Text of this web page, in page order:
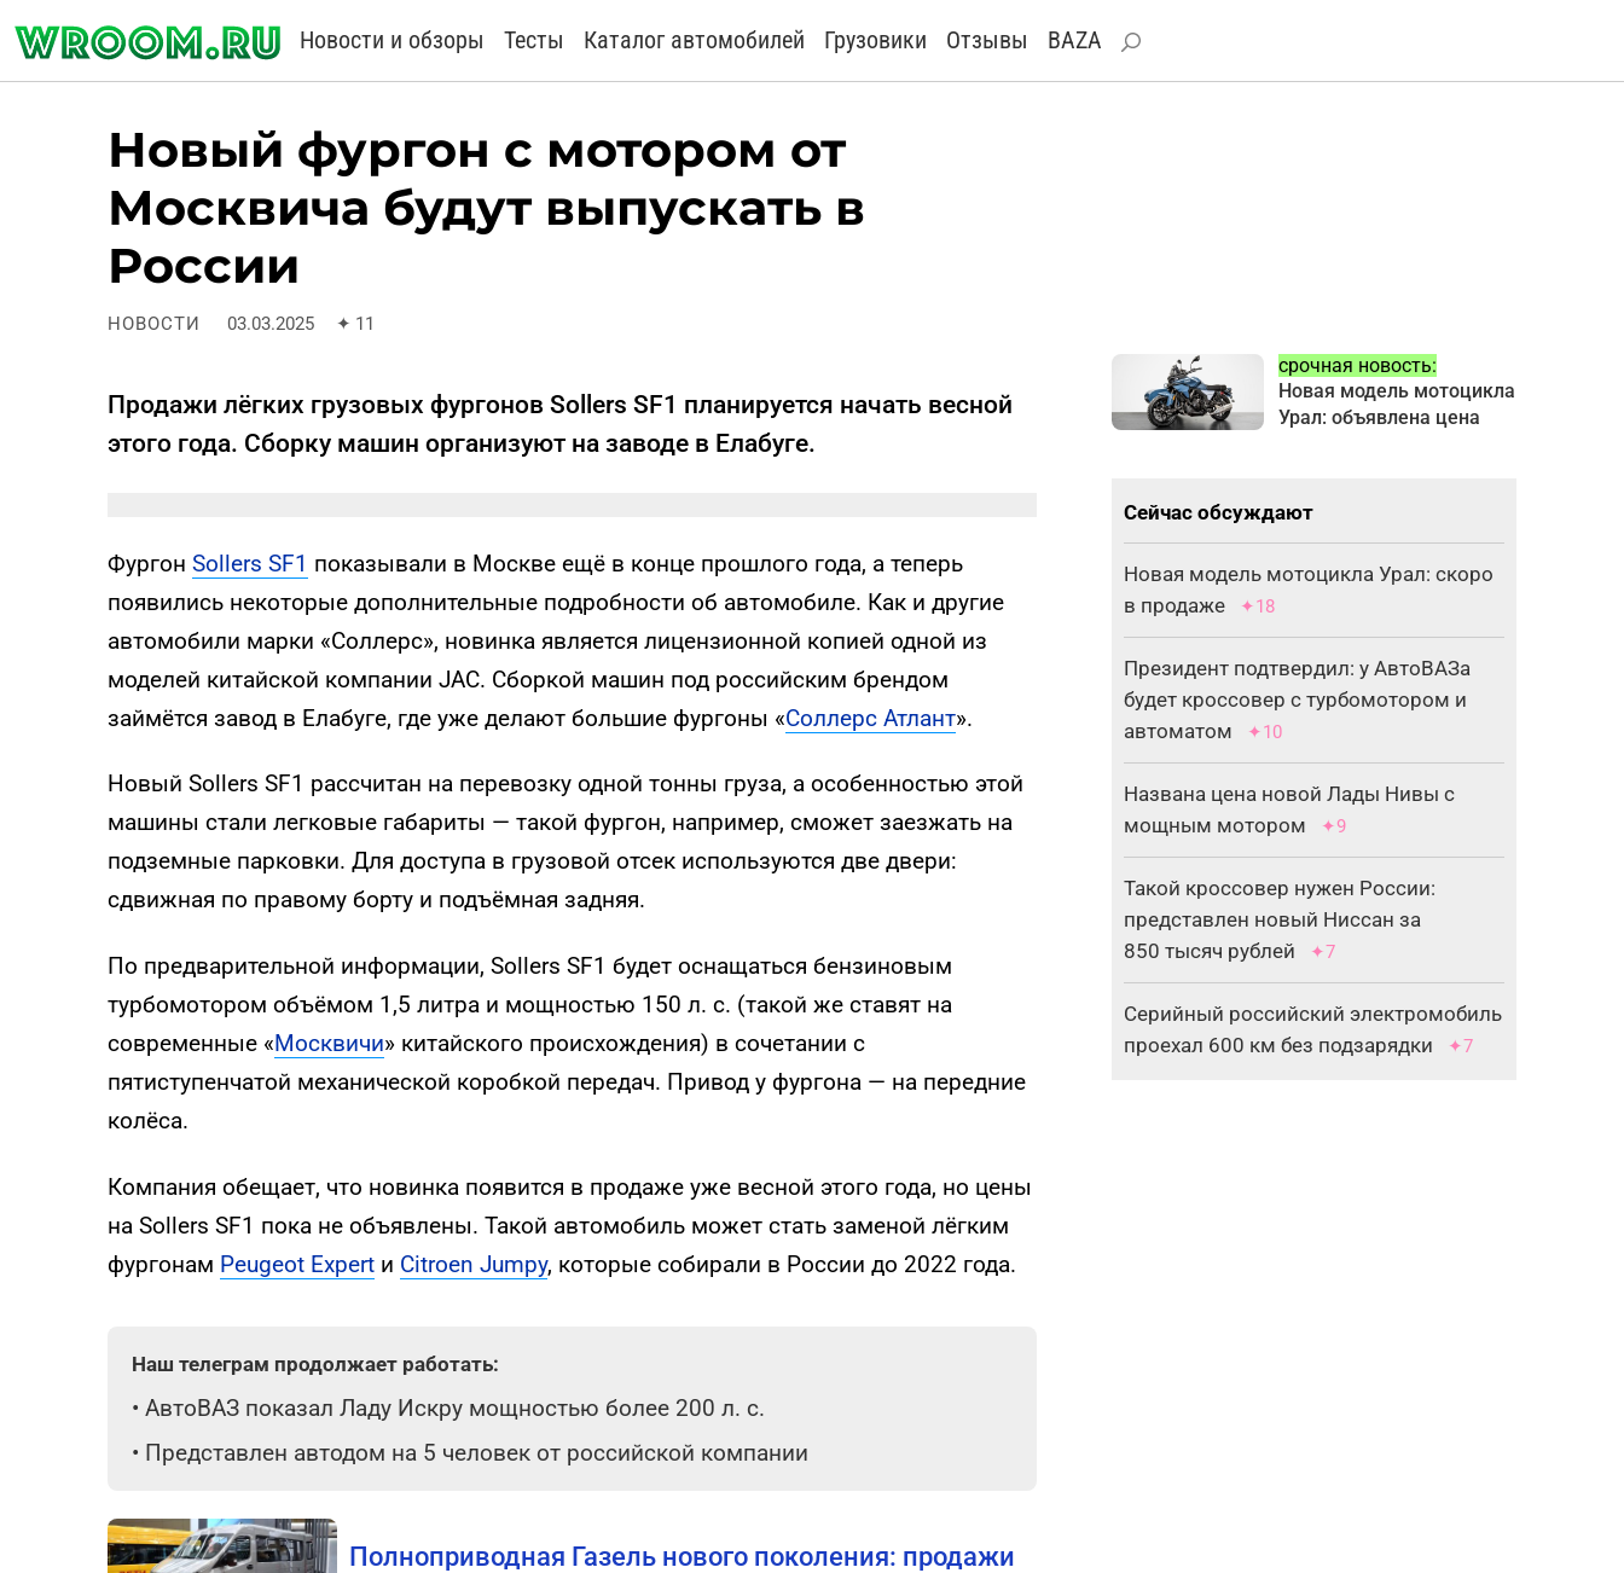
Новости и обзоры Тесты Каталог автомобилей Грузовики Отзывы BAZA
Новый фургон с мотором от
Москвича будут выпускать в
России
НОВОСТИ 03.03.2025 ✦ 11
Продажи лёгких грузовых фургонов Sollers SF1 планируется начать весной
этого года. Сборку машин организуют на заводе в Елабуге.
Фургон Sollers SF1 показывали в Москве ещё в конце прошлого года, а теперь
появились некоторые дополнительные подробности об автомобиле. Как и другие
автомобили марки «Соллерс», новинка является лицензионной копией одной из
моделей китайской компании JAC. Сборкой машин под российским брендом
займётся завод в Елабуге, где уже делают большие фургоны «Соллерс Атлант».
Новый Sollers SF1 рассчитан на перевозку одной тонны груза, а особенностью этой
машины стали легковые габариты — такой фургон, например, сможет заезжать на
подземные парковки. Для доступа в грузовой отсек используются две двери:
сдвижная по правому борту и подъёмная задняя.
По предварительной информации, Sollers SF1 будет оснащаться бензиновым
турбомотором объёмом 1,5 литра и мощностью 150 л. с. (такой же ставят на
современные «Москвичи» китайского происхождения) в сочетании с
пятиступенчатой механической коробкой передач. Привод у фургона — на передние
колёса.
Компания обещает, что новинка появится в продаже уже весной этого года, но цены
на Sollers SF1 пока не объявлены. Такой автомобиль может стать заменой лёгким
фургонам Peugeot Expert и Citroen Jumpy, которые собирали в России до 2022 года.
Наш телеграм продолжает работать:
• АвтоВАЗ показал Ладу Искру мощностью более 200 л. с.
• Представлен автодом на 5 человек от российской компании
Полноприводная Газель нового поколения: продажи
срочная новость:
Новая модель мотоцикла
Урал: объявлена цена
Сейчас обсуждают
Новая модель мотоцикла Урал: скоро
в продаже
✦18
Президент подтвердил: у АвтоВАЗа
будет кроссовер с турбомотором и
автоматом
✦10
Названа цена новой Лады Нивы с
мощным мотором
✦9
Такой кроссовер нужен России:
представлен новый Ниссан за
850 тысяч рублей
✦7
Серийный российский электромобиль
проехал 600 км без подзарядки
✦7